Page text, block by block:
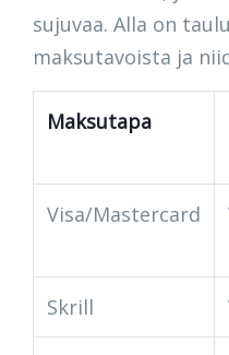
sujuvaa. Alla on
maksutavoista ja
Maksutapa
Visa/Mastercard
Skrill